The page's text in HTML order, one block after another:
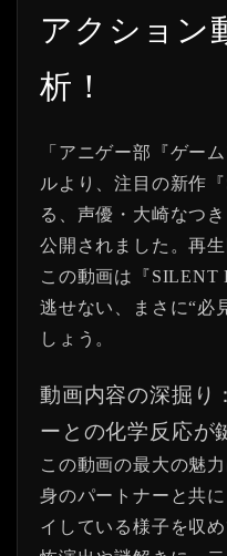
アクション
析！
「アニゲー部『ゲー
ルより、注目の新作
る、声優・大崎なつ
公開されました。再
この動画は『
逃せない、まさに“必
しょう。
動画内容の深掘り
ーとの化学反応が
この動画の最大の魅
身のパートナーと共
イしている様子を収